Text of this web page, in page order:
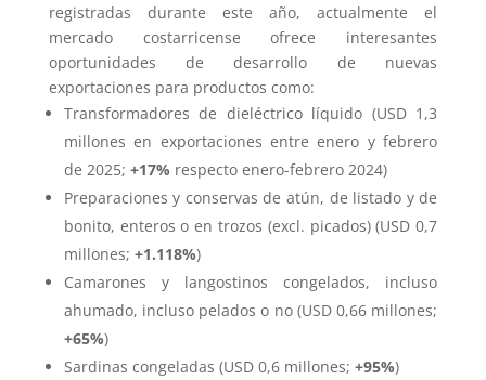
registradas durante este año, actualmente el
mercado costarricense ofrece interesantes
oportunidades de desarrollo de nuevas
exportaciones para productos como:
Transformadores de dieléctrico líquido (USD 1,3
millones en exportaciones entre enero y febrero
de 2025; +17% respecto enero-febrero 2024)
Preparaciones y conservas de atún, de listado y de
bonito, enteros o en trozos (excl. picados) (USD 0,7
millones; +1.118%)
Camarones y langostinos congelados, incluso
ahumado, incluso pelados o no (USD 0,66 millones;
+65%)
Sardinas congeladas (USD 0,6 millones; +95%)